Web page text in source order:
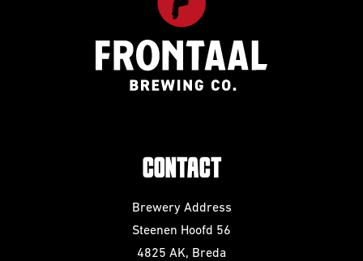
CONTACT
Brewery Address
Steenen Hoofd 56
4825 AK, Breda